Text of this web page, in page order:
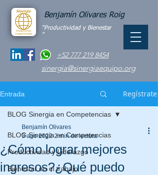
Benjamín Olivares Roig
+52 777 219 8454
"Productividad y Bienestar
"
sinergia@sinergiaequipo.org
Entrada Regístrate
BLOG Sinergia en Competencias
Productividad y Liderazgo
Bienestar en el trabajo
BLOG Sinergia en Competencias
¿Cómo lograr mejores
ingresos?¿Qué puedo
Benjamín Olivares
3 ago 2022 2 min de lectura